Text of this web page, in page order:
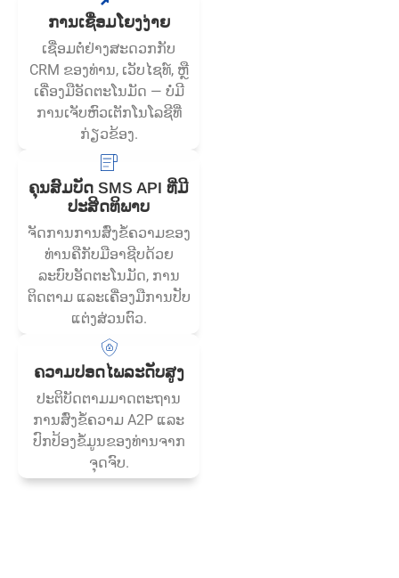
ການເຊື່ອມໂຍງງ່າຍ
ເຊື່ອມ​ຕໍ່​ຢ່າງ​ສະ​ດວກ​ກັບ
CRM ຂອງ​ທ່ານ, ເວັບ​ໄຊ​ທ​໌, ຫຼື​
ເຄື່ອງ​ມື​ອັດ​ຕະ​ໂນ​ມັດ — ບໍ່​ມີ​
ການ​ເຈັບ​ຫົວ​ເຕັກ​ໂນ​ໂລ​ຊີ​ທີ່​
ກ່ຽວ​ຂ້ອງ.
ຄຸນສົມບັດ SMS API ທີ່ມີ
ປະສິດທິພາບ
ຈັດການການສົ່ງຂໍ້ຄວາມຂອງ
ທ່ານຄືກັບມືອາຊີບດ້ວຍ
ລະບົບອັດຕະໂນມັດ, ການ
ຕິດຕາມ ແລະເຄື່ອງມືການປັບ
ແຕ່ງສ່ວນຕົວ.
ຄວາມປອດໄພລະດັບສູງ
ປະຕິບັດຕາມມາດຕະຖານ
ການສົ່ງຂໍ້ຄວາມ A2P ແລະ
ປົກປ້ອງຂໍ້ມູນຂອງທ່ານຈາກ
ຈຸດຈົບ.